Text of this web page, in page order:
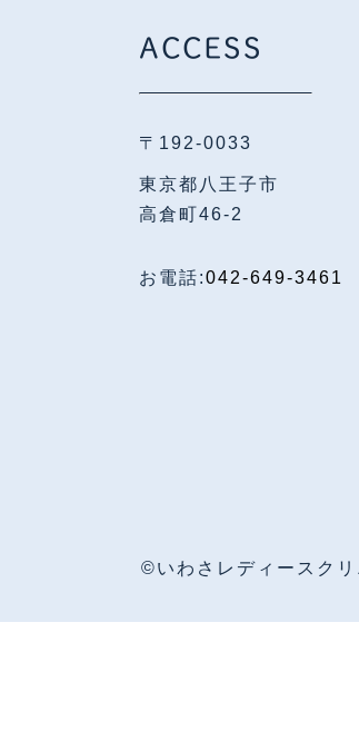
ACCESS
〒192-0033
東京都八王子市
高倉町46-2
お電話:042-649-3461
©いわさレディースクリ